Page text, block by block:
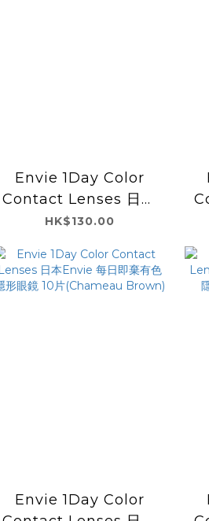
Envie 1Day Color
Contact Lenses 日本
Envie 每日即棄有色隱
Umber)
HK$130.00
Envie 1Day Color